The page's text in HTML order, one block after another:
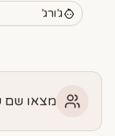
ג’ורג’
מצאו שם